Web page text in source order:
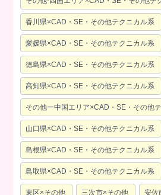
香川県×CAD・SE・その他テクニカル系
愛媛県×CAD・SE・その他テクニカル系
徳島県×CAD・SE・その他テクニカル系
高知県×CAD・SE・その他テクニカル系
その他ー中国エリア×CAD・SE・その他
山口県×CAD・SE・その他テクニカル系
島根県×CAD・SE・その他テクニカル系
鳥取県×CAD・SE・その他テクニカル系
東区×その他 三次市×その他 安佐